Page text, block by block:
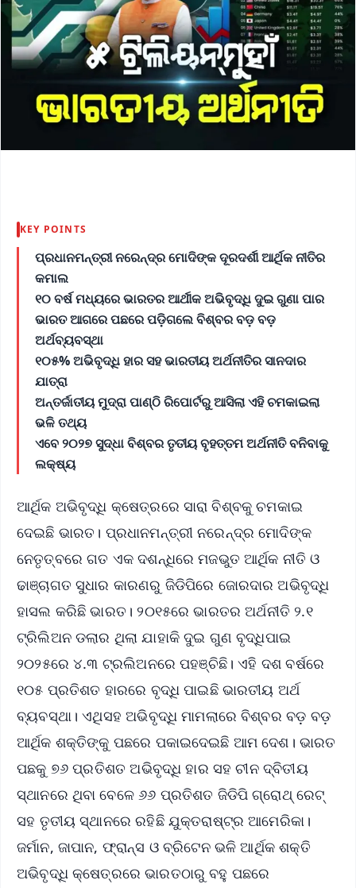
KEY POINTS
ପ୍ରଧାନମନ୍ତ୍ରୀ ନରେନ୍ଦ୍ର ମୋଦିଙ୍କ ଦୂରଦର୍ଶୀ ଆର୍ଥିକ ନୀତିର
କମାଲ
୧୦ ବର୍ଷ ମଧ୍ୟରେ ଭାରତର ଆର୍ଥୀକ ଅଭିବୃଦ୍ଧି ଦୁଇ ଗୁଣା ପାର
ଭାରତ ଆଗରେ ପଛରେ ପଡ଼ିଗଲେ ବିଶ୍ବର ବଡ଼ ବଡ଼
ଅର୍ଥବ୍ୟବସ୍ଥା
୧୦୫% ଅଭିବୃଦ୍ଧି ହାର ସହ ଭାରତୀୟ ଅର୍ଥନୀତିର ସାନଦାର
ଯାତ୍ରା
ଅନ୍ତର୍ଜାତୀୟ ମୁଦ୍ରା ପାଣ୍ଠି ରିପୋର୍ଟରୁ ଆସିଲା ଏହି ଚମକାଇଲା
ଭଳି ତଥ୍ୟ
ଏବେ ୨୦୨୭ ସୁଦ୍ଧା ବିଶ୍ବର ତୃତୀୟ ବୃହତ୍ତମ ଅର୍ଥନୀତି ବନିବାକୁ
ଲକ୍ଷ୍ୟ
ଆର୍ଥିକ ଅଭିବୃଦ୍ଧି କ୍ଷେତ୍ରରେ ସାରା ବିଶ୍ବକୁ ଚମକାଇ
ଦେଇଛି ଭାରତ। ପ୍ରଧାନମନ୍ତ୍ରୀ ନରେନ୍ଦ୍ର ମୋଦିଙ୍କ
ନେତୃତ୍ବରେ ଗତ ଏକ ଦଶନ୍ଧିରେ ମଜଭୁତ ଆର୍ଥିକ ନୀତି ଓ
ଢାଞ୍ଚାଗତ ସୁଧାର କାରଣରୁ ଜିଡିପିରେ ଜୋରଦାର ଅଭିବୃଦ୍ଧି
ହାସଲ କରିଛି ଭାରତ। ୨୦୧୫ରେ ଭାରତର ଅର୍ଥନୀତି ୨.୧
ଟ୍ରିଲିଅନ ଡଲାର ଥିଲା ଯାହାକି ଦୁଇ ଗୁଣ ବୃଦ୍ଧିପାଇ
୨୦୨୫ରେ ୪.୩ ଟ୍ରଲିଅନରେ ପହଞ୍ଚିଛି। ଏହି ଦଶ ବର୍ଷରେ
୧୦୫ ପ୍ରତିଶତ ହାରରେ ବୃଦ୍ଧି ପାଇଛି ଭାରତୀୟ ଅର୍ଥ
ବ୍ୟବସ୍ଥା। ଏଥିସହ ଅଭିବୃଦ୍ଧି ମାମଲାରେ ବିଶ୍ବର ବଡ଼ ବଡ଼
ଆର୍ଥିକ ଶକ୍ତିଙ୍କୁ ପଛରେ ପକାଇଦେଇଛି ଆମ ଦେଶ। ଭାରତ
ପଛକୁ ୭୬ ପ୍ରତିଶତ ଅଭିବୃଦ୍ଧି ହାର ସହ ଚୀନ ଦ୍ବିତୀୟ
ସ୍ଥାନରେ ଥିବା ବେଳେ ୬୬ ପ୍ରତିଶତ ଜିଡିପି ଗ୍ରୋଥ୍ ରେଟ୍
ସହ ତୃତୀୟ ସ୍ଥାନରେ ରହିଛି ଯୁକ୍ତରାଷ୍ଟ୍ର ଆମେରିକା।
ଜର୍ମାନ, ଜାପାନ, ଫ୍ରାନ୍ସ ଓ ବ୍ରିଟେନ ଭଳି ଆର୍ଥିକ ଶକ୍ତି
ଅଭିବୃଦ୍ଧି କ୍ଷେତ୍ରରେ ଭାରତଠାରୁ ବହୁ ପଛରେ